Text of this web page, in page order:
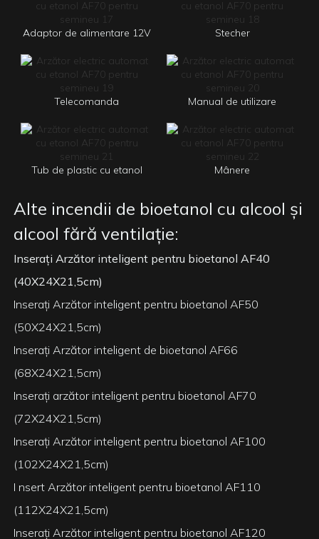
Adaptor de alimentare 12V Stecher
Telecomanda Manual de utilizare
Tub de plastic cu etanol Mânere
Alte incendii de bioetanol cu ​​alcool și
alcool fără ventilație:
Inserați Arzător inteligent pentru bioetanol AF40
(40X24X21,5cm)
Inserați Arzător inteligent pentru bioetanol AF50
(50X24X21,5cm)
Inserați Arzător inteligent de bioetanol AF66
(68X24X21,5cm)
Inserați arzător inteligent pentru bioetanol AF70
(72X24X21,5cm)
Inserați Arzător inteligent pentru bioetanol AF100
(102X24X21,5cm)
I nsert Arzător inteligent pentru bioetanol AF110
(112X24X21,5cm)
Inserați Arzător inteligent pentru bioetanol AF120